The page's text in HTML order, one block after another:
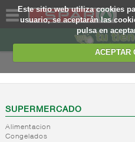
Este sitio web utiliza cookies
usuario, se aceptarán las
pulsa en
ACEPTAR
SOMOS
WEB
SUPERMERCADO
Alimentacion
Congelados